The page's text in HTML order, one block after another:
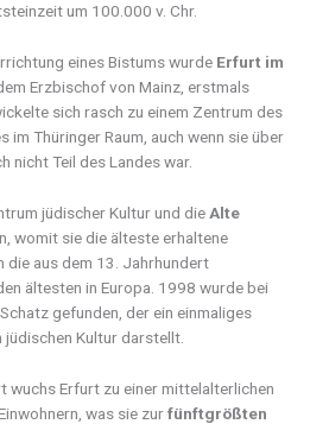
um 100.000 v. Chr.
eines Bistums wurde Erfurt im
Erzbischof von Mainz, erstmals
sich rasch zu einem Zentrum des
im Thüringer Raum, auch wenn sie über
nicht Teil des Landes war.
jüdischer Kultur und die Alte
womit sie die älteste erhaltene
die aus dem 13. Jahrhundert
ältesten in Europa. 1998 wurde bei
gefunden, der ein einmaliges
Kultur darstellt.
wuchs Erfurt zu einer mittelalterlichen
was sie zurfünftgrößten